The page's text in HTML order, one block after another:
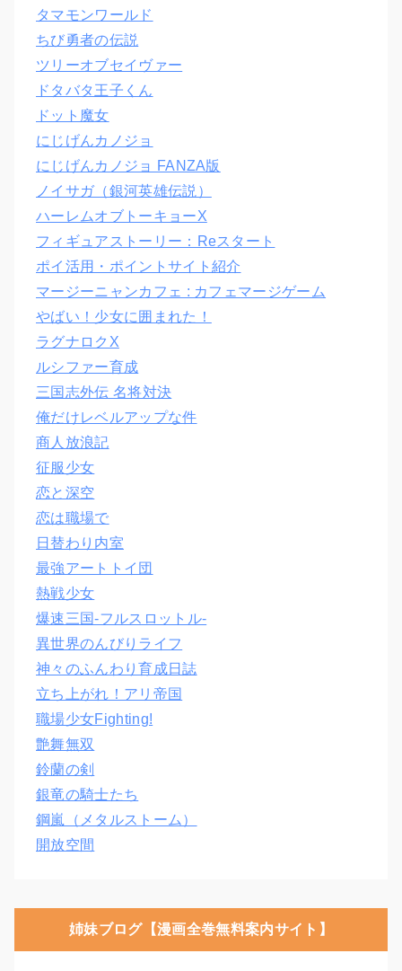
タマモンワールド
ちび勇者の伝説
ツリーオブセイヴァー
ドタバタ王子くん
ドット魔女
にじげんカノジョ
にじげんカノジョ FANZA版
ノイサガ（銀河英雄伝説）
ハーレムオブトーキョーX
フィギュアストーリー：Reスタート
ポイ活用・ポイントサイト紹介
マージーニャンカフェ : カフェマージゲーム
やばい！少女に囲まれた！
ラグナロクX
ルシファー育成
三国志外伝 名将対決
俺だけレベルアップな件
商人放浪記
征服少女
恋と深空
恋は職場で
日替わり内室
最強アートトイ団
熱戦少女
爆速三国‐フルスロットル‐
異世界のんびりライフ
神々のふんわり育成日誌
立ち上がれ！アリ帝国
職場少女Fighting!
艶舞無双
鈴蘭の剣
銀竜の騎士たち
鋼嵐（メタルストーム）
開放空間
姉妹ブログ【漫画全巻無料案内サイト】